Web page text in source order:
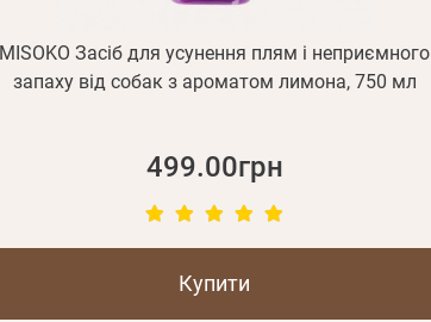
MISOKO Засіб для усунення плям і неприємного
запаху від собак з ароматом лимона, 750 мл
499.00грн
Купити